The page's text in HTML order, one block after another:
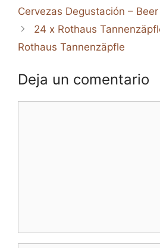
Cervezas Degustación –
24 x Rothaus
Rothaus Tannenzäpfle
Deja un comentario